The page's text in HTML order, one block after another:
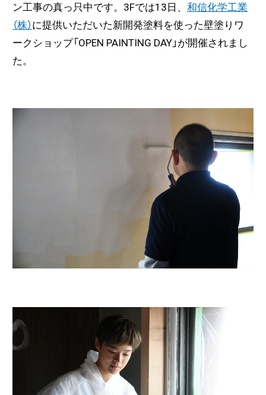
ン工事の真っ只中です。3Fでは13日、 和信化学工業
（株） に提供いただいた新開発塗料を使った壁塗りワ
ークショップ「OPEN PAINTING DAY」が開催されまし
た。